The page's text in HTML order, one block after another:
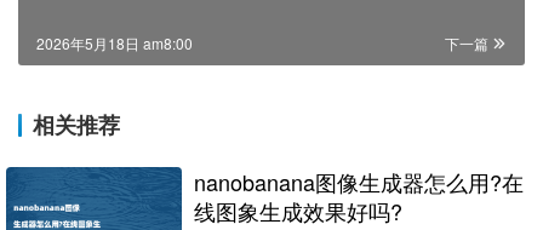
下一篇
2026年5月18日 am8:00
相关推荐
nanobanana图像生成器怎么用?在
线图象生成效果好吗?